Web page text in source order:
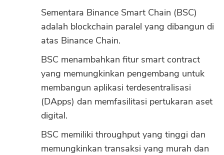
Sementara Binance Smart Chain (BSC)
adalah blockchain paralel yang dibangun di
atas Binance Chain.
BSC menambahkan fitur smart contract
yang memungkinkan pengembang untuk
membangun aplikasi terdesentralisasi
(DApps) dan memfasilitasi pertukaran aset
digital.
BSC memiliki throughput yang tinggi dan
memungkinkan transaksi yang murah dan